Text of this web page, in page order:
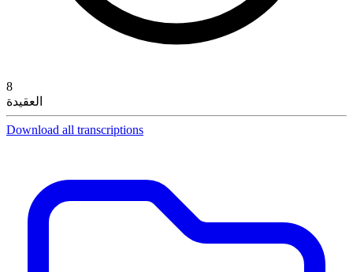
8
العقيدة
Download all transcriptions